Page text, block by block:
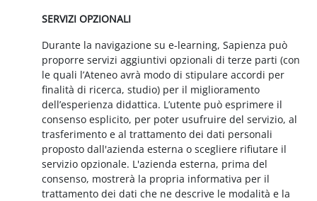
SERVIZI OPZIONALI
Durante la navigazione su e-learning, Sapienza può
proporre servizi aggiuntivi opzionali di terze parti (con
le quali l’Ateneo avrà modo di stipulare accordi per
finalità di ricerca, studio) per il miglioramento
dell’esperienza didattica. L’utente può esprimere il
consenso esplicito, per poter usufruire del servizio, al
trasferimento e al trattamento dei dati personali
proposto dall'azienda esterna o scegliere rifiutare il
servizio opzionale. L'azienda esterna, prima del
consenso, mostrerà la propria informativa per il
trattamento dei dati che ne descrive le modalità e la